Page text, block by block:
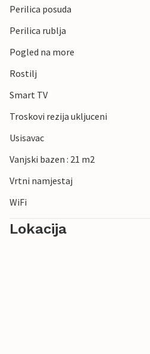
Perilica posuda
Perilica rublja
Pogled na more
Rostilj
Smart TV
Troskovi rezija ukljuceni
Usisavac
Vanjski bazen : 21 m2
Vrtni namjestaj
WiFi
Lokacija